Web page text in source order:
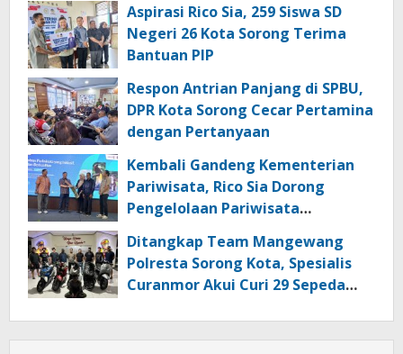
Aspirasi Rico Sia, 259 Siswa SD
Negeri 26 Kota Sorong Terima
Bantuan PIP
Respon Antrian Panjang di SPBU,
DPR Kota Sorong Cecar Pertamina
dengan Pertanyaan
Kembali Gandeng Kementerian
Pariwisata, Rico Sia Dorong
Pengelolaan Pariwisata
Ditangkap Team Mangewang
Polresta Sorong Kota, Spesialis
Curanmor Akui Curi 29 Sepeda